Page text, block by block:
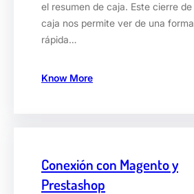
el resumen de caja. Este cierre de
caja nos permite ver de una forma
rápida…
Know More
Conexión con Magento y
Prestashop